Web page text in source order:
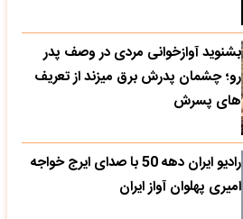
بشنوید آوازخوانی مردی در وصف پدر
رو؛ چشمان پدرش برق میزند از تعریف
های پسرش
رادیو ایران دهه 50 با صدای ایرج خواجه
امیری پهلوان آواز ایران